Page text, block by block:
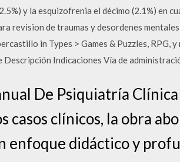
y la esquizofrenia el décimo (2.1%) en
revision de traumas y desordenes
in Types > Games & Puzzles, RPG,
Indicaciones Vía de
De Psiquiatría
casos clínicos, la obra
enfoque didáctico y